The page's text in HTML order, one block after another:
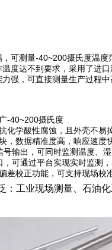
，可测量-40~200摄氏度温
度达不到要求，采用了进
强，可直接测量生产过程
-40~200摄氏度
化学酸性腐蚀，且外壳不易
，数据精准度高，响应速度
号输出，可同时监测温度、
，可通过平台实现实时监测
差校正功能，可支持现场校
：工业现场测量、石油